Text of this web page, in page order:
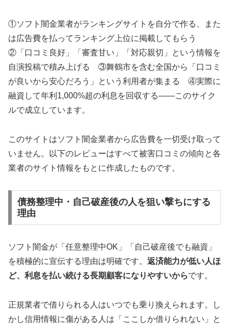
①ソフト闇金業者がランキングサイトを自分で作る、また
は広告費を払ってランキング上位に掲載してもらう
②「口コミ良好」「審査甘い」「対応親切」という情報を
自演投稿で積み上げる ③舞鶴市を含む全国から「口コミ
が良いから安心だろう」という利用者が集まる ④実際に
融資して年利1,000%超の利息を回収する——このサイク
ルで成立しています。
このサイトはソフト闇金業者から広告費を一切受け取って
いません。以下のレビューはすべて被害口コミの傾向と各
業者のサイト情報をもとに作成したものです。
債務整理中・自己破産後の人を狙い撃ちにする
理由
ソフト闇金が「任意整理中OK」「自己破産後でも融資」
を積極的に宣伝する理由は明確です。 返済能力が低い人ほ
ど、利息を払い続ける長期顧客になりやすいからです。
正規業者で借りられる人はいつでも乗り換えられます。し
かし信用情報に傷がある人は「ここしか借りられない」と